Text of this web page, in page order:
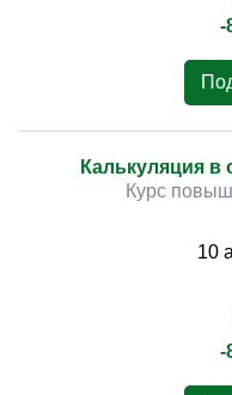
-
Калькуляция
Курс
10
-